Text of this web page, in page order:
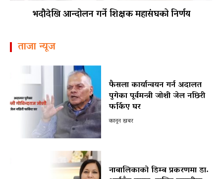
भदौदेखि आन्दोलन गर्ने शिक्षक महासंघको निर्णय
ताजा न्यूज
फैसला कार्यान्वयन गर्न अदालत
पुगेका पूर्वमन्त्री जोशी जेल नछिरी
फर्किए घर
कानून खबर
नाबालिकाको डिम्ब प्रकरणमा डा.